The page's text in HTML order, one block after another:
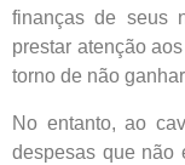
finanças de seus
prestar atenção
torno de não
No entanto, ao
despesas que não